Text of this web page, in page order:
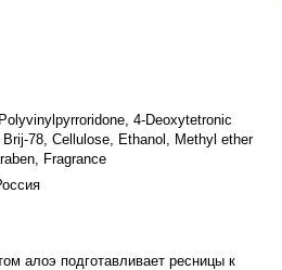
4-Deoxytetronic
78, Cellulose, Ethanol, Methyl ether
Fragrance
алоэ подготавливает ресницы к